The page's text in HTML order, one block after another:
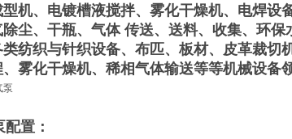
机、电镀槽液搅拌、雾化干燥机、电焊设
尘、干瓶、气体 传送、送料、收集、环保
纺织与针织设备、布匹、板材、皮革裁切
雾化干燥机、稀相气体输送等等机械设备领
泵
置：